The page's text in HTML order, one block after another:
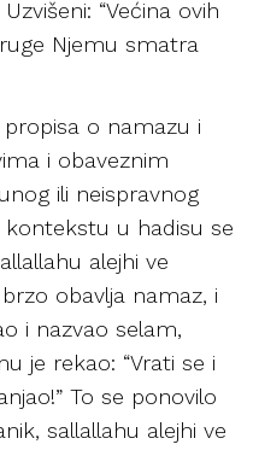
“Većina ovih
Njemu smatra
o namazu i
i obaveznim
ili neispravnog
u hadisu se
alejhi ve
obavlja namaz, i
i nazvao selam,
je rekao: “Vrati se i
To se ponovilo
sallallahu alejhi ve